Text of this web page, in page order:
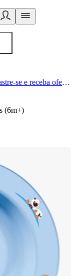
Um estilo de vida saudável começa aqui. Cadastre-se e receba ofertas exclusivas.
(6m+)